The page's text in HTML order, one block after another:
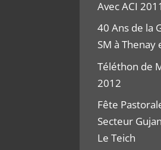
Avec ACI 2011
40 Ans de la
SM à Thenay
Téléthon de
2012
Fête
Secteur
Le Teich